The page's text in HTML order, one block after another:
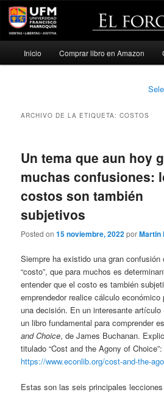
Ir
Ir
Inicio Comprar libro en Amazon
ARCHIVO DE LA ETIQUETA:COSTOS
Un tema que aun hoy
muchas confusiones:
costos son también
subjetivos
Posted on15 noviembre, 2022porMartin
Siempre ha existido una gran
“costo”, que para muchos es
entender que el costo es también
emprendedor realice cálculo
una decisión. En un interesante
un libro fundamental para comprender
and Choice, de James Buchanan.
titulado “Cost and the Agony of Choice”:
https://www.econlib.org/cost-and-the-
Estas son las seis principales